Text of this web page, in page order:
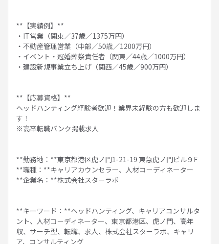
**【実績例】**
・IT営業（関東／37歳／1375万円）
・不動産管理営業（中部／50歳／1200万円）
・イベント・冠婚葬祭責任者（関東／44歳／1000万円）
・建設新規事業立ち上げ（関西／45歳／900万円）
**【応募資格】**
ヘッドハンティング経験者歓迎！業界未経験の方も歓迎しま
す！
※高卒転職バンク掲載求人
**勤務地：**東京都港区虎ノ門1-21-19 東急虎ノ門ビル９F
**職種：**キャリアカウンセラー、人材コーディネーター
**企業名：**株式会社スターラボ
**キーワード：**ヘッドハンティング、キャリアコンサルタ
ント、人材コーディネーター、東京都港区、虎ノ門、高年
収、サーチ型、転職、求人、株式会社スターラボ、キャリ
ア、コンサルティング